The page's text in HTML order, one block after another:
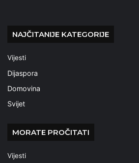
NAJČITANIJE KATEGORIJE
Vijesti
Dijaspora
Domovina
Svijet
MORATE PROČITATI
Vijesti